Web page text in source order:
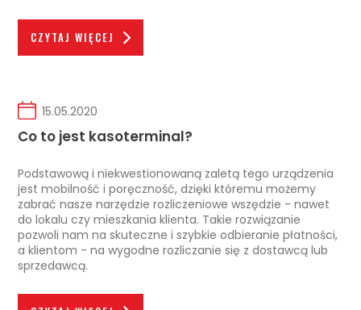
CZYTAJ WIĘCEJ
15.05.2020
Co to jest kasoterminal?
Podstawową i niekwestionowaną zaletą tego urządzenia
jest mobilność i poręczność, dzięki któremu możemy
zabrać nasze narzędzie rozliczeniowe wszędzie - nawet
do lokalu czy mieszkania klienta. Takie rozwiązanie
pozwoli nam na skuteczne i szybkie odbieranie płatności,
a klientom - na wygodne rozliczanie się z dostawcą lub
sprzedawcą.